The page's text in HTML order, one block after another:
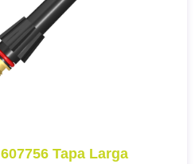
607756 Tapa Larga